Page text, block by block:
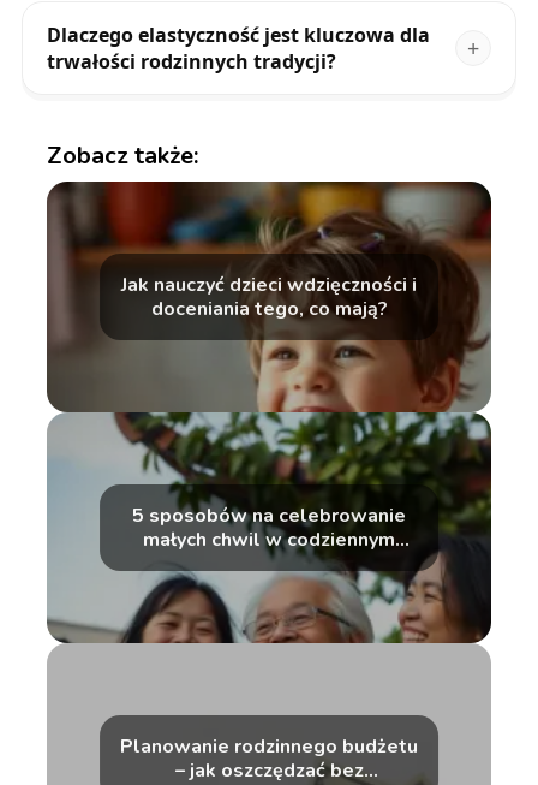
Dlaczego elastyczność jest kluczowa dla
trwałości rodzinnych tradycji?
Zobacz także:
Jak nauczyć dzieci wdzięczności i
doceniania tego, co mają?
5 sposobów na celebrowanie
małych chwil w codziennym
życiu
Planowanie rodzinnego budżetu
– jak oszczędzać bez